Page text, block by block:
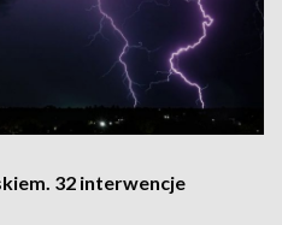
32 interwencje